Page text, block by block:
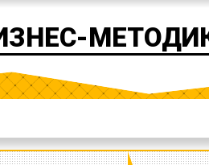
МЕТОДИК